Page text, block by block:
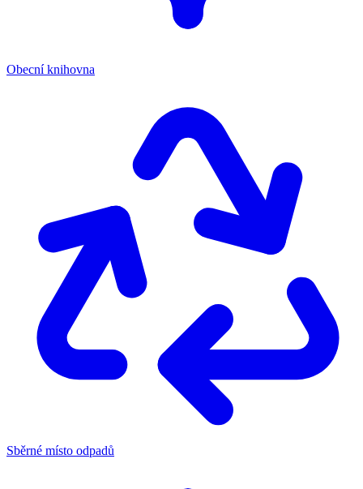
Obecní knihovna
Sběrné místo odpadů